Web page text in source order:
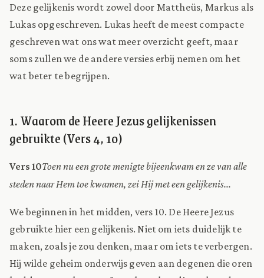
Deze gelijkenis wordt zowel door Mattheüs, Markus als
Lukas opgeschreven. Lukas heeft de meest compacte
geschreven wat ons wat meer overzicht geeft, maar
soms zullen we de andere versies erbij nemen om het
wat beter te begrijpen.
1. Waarom de Heere Jezus gelijkenissen
gebruikte (Vers 4, 10)
Vers 10Toen nu een grote menigte bijeenkwam en ze van alle
steden naar Hem toe kwamen, zei Hij met een gelijkenis...
We beginnen in het midden, vers 10. De Heere Jezus
gebruikte hier een gelijkenis. Niet om iets duidelijk te
maken, zoals je zou denken, maar om iets te verbergen.
Hij wilde geheim onderwijs geven aan degenen die oren